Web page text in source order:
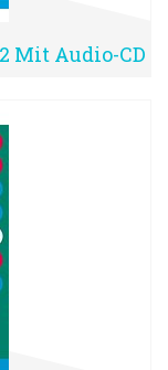
Mit Audio-CD